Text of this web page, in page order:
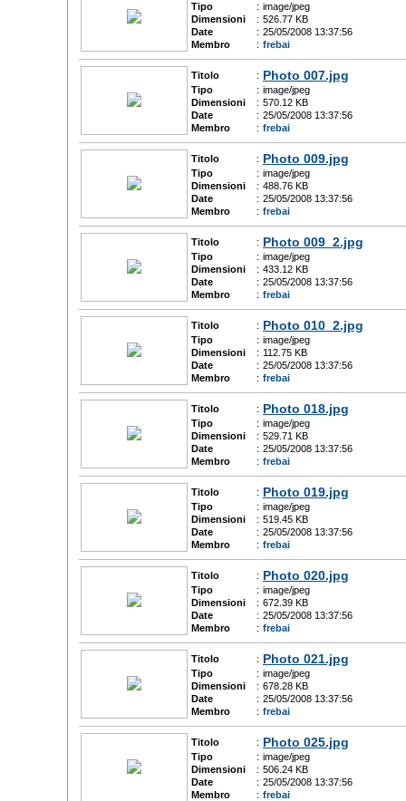
Tipo : image/jpeg
Dimensioni
: 526.77 KB
Date
: 25/05/2008 13:37:56
Membro
: frebai
Titolo : Photo 007.jpg
Tipo : image/jpeg
Dimensioni
: 570.12 KB
Date
: 25/05/2008 13:37:56
Membro
: frebai
Titolo : Photo 009.jpg
Tipo : image/jpeg
Dimensioni
: 488.76 KB
Date
: 25/05/2008 13:37:56
Membro
: frebai
Titolo : Photo 009_2.jpg
Tipo : image/jpeg
Dimensioni
: 433.12 KB
Date
: 25/05/2008 13:37:56
Membro
: frebai
Titolo : Photo 010_2.jpg
Tipo : image/jpeg
Dimensioni
: 112.75 KB
Date
: 25/05/2008 13:37:56
Membro
: frebai
Titolo : Photo 018.jpg
Tipo : image/jpeg
Dimensioni
: 529.71 KB
Date
: 25/05/2008 13:37:56
Membro
: frebai
Titolo : Photo 019.jpg
Tipo : image/jpeg
Dimensioni
: 519.45 KB
Date
: 25/05/2008 13:37:56
Membro
: frebai
Titolo : Photo 020.jpg
Tipo : image/jpeg
Dimensioni
: 672.39 KB
Date
: 25/05/2008 13:37:56
Membro
: frebai
Titolo : Photo 021.jpg
Tipo : image/jpeg
Dimensioni
: 678.28 KB
Date
: 25/05/2008 13:37:56
Membro
: frebai
Titolo : Photo 025.jpg
Tipo : image/jpeg
Dimensioni
: 506.24 KB
Date
: 25/05/2008 13:37:56
Membro
: frebai